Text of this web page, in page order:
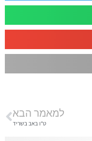
למאמר הבא
ט"ו באב בשריד